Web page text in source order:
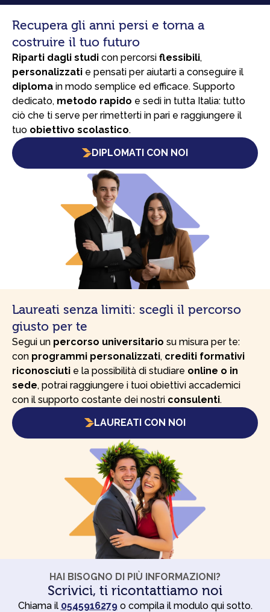
Recupera gli anni persi e torna a
costruire il tuo futuro
Riparti dagli studi con percorsi flessibili,
personalizzati e pensati per aiutarti a conseguire il
diploma in modo semplice ed efficace. Supporto
dedicato, metodo rapido e sedi in tutta Italia: tutto
ciò che ti serve per rimetterti in pari e raggiungere il
tuo obiettivo scolastico.
DIPLOMATI CON NOI
Laureati senza limiti: scegli il percorso
giusto per te
Segui un percorso universitario su misura per te:
con programmi personalizzati, crediti formativi
riconosciuti e la possibilità di studiare online o in
sede, potrai raggiungere i tuoi obiettivi accademici
con il supporto costante dei nostri consulenti.
LAUREATI CON NOI
HAI BISOGNO DI PIÙ INFORMAZIONI?
Scrivici, ti ricontattiamo noi
Chiama il 0545916279o compila il modulo qui sotto.